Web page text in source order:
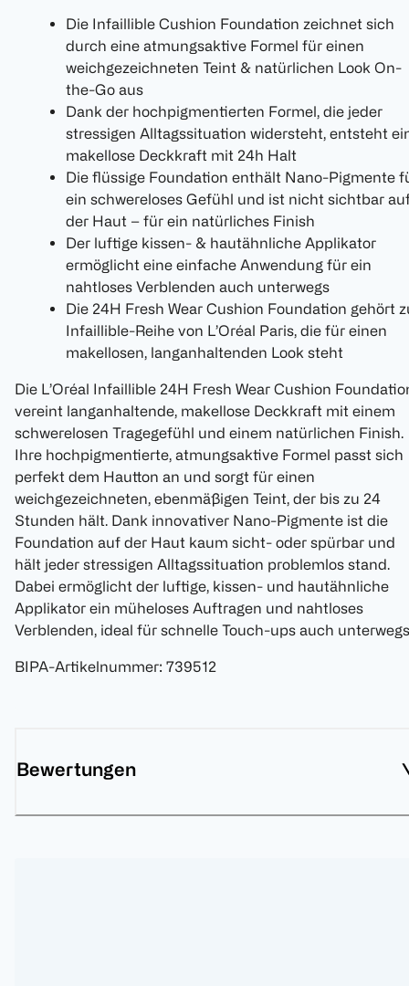
Die Infaillible Cushion Foundation zeichnet sich
durch eine atmungsaktive Formel für einen
weichgezeichneten Teint & natürlichen Look On-
the-Go aus
Dank der hochpigmentierten Formel, die jeder
stressigen Alltagssituation widersteht, entsteht
makellose Deckkraft mit 24h Halt
Die flüssige Foundation enthält Nano-Pigmente
ein schwereloses Gefühl und ist nicht sichtbar
der Haut – für ein natürliches Finish
Der luftige kissen- & hautähnliche Applikator
ermöglicht eine einfache Anwendung für ein
nahtloses Verblenden auch unterwegs
Die 24H Fresh Wear Cushion Foundation gehört
Infaillible-Reihe von L’Oréal Paris, die für einen
makellosen, langanhaltenden Look steht
Die L’Oréal Infaillible 24H Fresh Wear Cushion
vereint langanhaltende, makellose Deckkraft mit einem
schwerelosen Tragegefühl und einem natürlichen Finish.
Ihre hochpigmentierte, atmungsaktive Formel passt sich
perfekt dem Hautton an und sorgt für einen
weichgezeichneten, ebenmäßigen Teint, der bis zu 24
Stunden hält. Dank innovativer Nano-Pigmente ist die
Foundation auf der Haut kaum sicht- oder spürbar und
hält jeder stressigen Alltagssituation problemlos stand.
Dabei ermöglicht der luftige, kissen- und hautähnliche
Applikator ein müheloses Auftragen und nahtloses
Verblenden, ideal für schnelle Touch-ups auch
BIPA-Artikelnummer: 739512
Bewertungen